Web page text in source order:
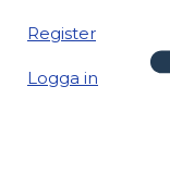
Register
Logga in